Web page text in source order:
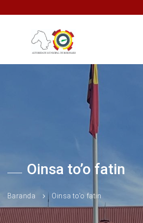
Oinsa to’o fatin
Baranda Oinsa to’o fatin